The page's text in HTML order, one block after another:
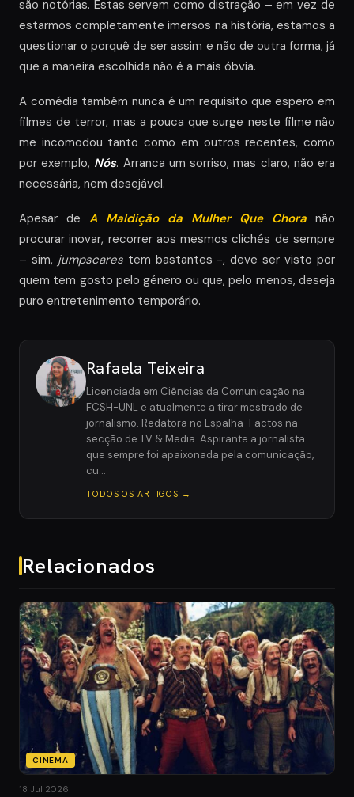
são notórias. Estas servem como distração – em vez de
estarmos completamente imersos na história, estamos a
questionar o porquê de ser assim e não de outra forma, já
que a maneira escolhida não é a mais óbvia.
A comédia também nunca é um requisito que espero em
filmes de terror, mas a pouca que surge neste filme não
me incomodou tanto como em outros recentes, como
por exemplo, Nós. Arranca um sorriso, mas claro, não era
necessária, nem desejável.
Apesar de A Maldição da Mulher Que Chora não
procurar inovar, recorrer aos mesmos clichés de sempre
– sim, jumpscarestem bastantes -, deve ser visto por
quem tem gosto pelo género ou que, pelo menos, deseja
puro entretenimento temporário.
Rafaela Teixeira
Licenciada em Ciências da Comunicação na
FCSH-UNL e atualmente a tirar mestrado de
jornalismo. Redatora no Espalha-Factos na
secção de TV & Media. Aspirante a jornalista
que sempre foi apaixonada pela comunicação,
cu…
TODOS OS ARTIGOS →
Relacionados
CINEMA
18 Jul 2026